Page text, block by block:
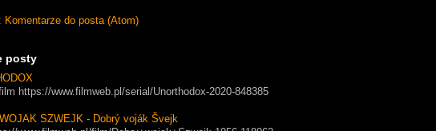
Komentarze do posta (Atom)
posty
https://www.filmweb.pl/serial/Unorthodox-2020-848385
SZWEJK - Dobrý voják Švejk